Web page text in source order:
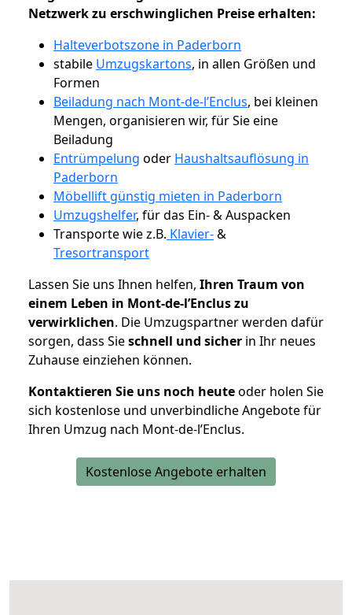
Netzwerk zu erschwinglichen Preise erhalten:
Halteverbotszone in Paderborn
stabile Umzugskartons, in allen Größen und
Formen
Beiladung nach Mont-de-l’Enclus, bei kleinen
Mengen, organisieren wir, für Sie eine
Beiladung
Entrümpelung oder Haushaltsauflösung in
Paderborn
Möbellift günstig mieten in Paderborn
Umzugshelfer, für das Ein- & Auspacken
Transporte wie z.B. Klavier-&
Tresortransport
Lassen Sie uns Ihnen helfen, Ihren Traum von
einem Leben in Mont-de-l’Enclus zu
verwirklichen. Die Umzugspartner werden dafür
sorgen, dass Sieschnell und sicher in Ihr neues
Zuhause einziehen können.
Kontaktieren Sie uns noch heuteoder holen Sie
sich kostenlose und unverbindliche Angebote für
Ihren Umzug nach Mont-de-l’Enclus.
Kostenlose Angebote erhalten